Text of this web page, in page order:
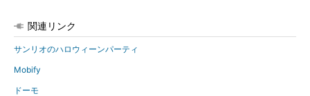
関連リンク
サンリオのハロウィーンパーティ
Mobify
ドーモ